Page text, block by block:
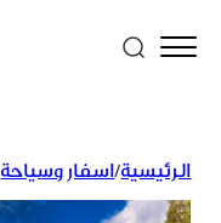
الرئيسية/اسفار وسياحة